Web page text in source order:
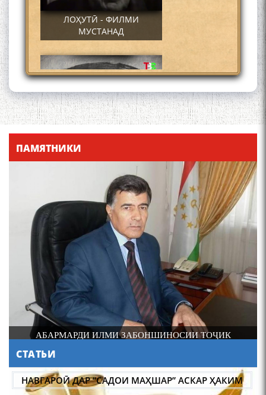
ЛОҲУТӢ - ФИЛМИ
МУСТАНАД
Қадамҷо - Лоҳутӣ
4-уми декабр- зодрӯзи
шоири абадзинда Абулқосим
Лоҳутӣ
АБУЛҚОСИМ ЛОҲУТӢ /
ABULQOSIM LOHUTY/
ПАМЯТНИКИ
АБАРМАРДИ ИЛМИ ЗАБОНШИНОСИИ ТОҶИК
СТАТЬИ
НАВГАРОӢ ДАР “САДОИ МАҲШАР” АСКАР ҲАКИМ